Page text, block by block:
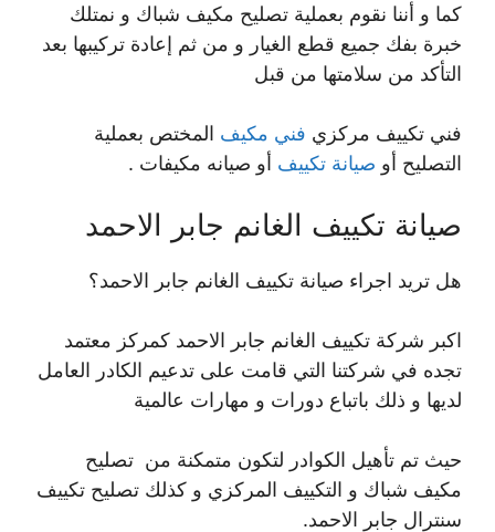
كما و أننا نقوم بعملية تصليح مكيف شباك و نمتلك
خبرة بفك جميع قطع الغيار و من ثم إعادة تركيبها بعد
التأكد من سلامتها من قبل
فني تكييف مركزي فني مكيف المختص بعملية
التصليح أو صيانة تكييف أو صيانه مكيفات .
صيانة تكييف الغانم جابر الاحمد
هل تريد اجراء صيانة تكييف الغانم جابر الاحمد؟
اكبر شركة تكييف الغانم جابر الاحمد كمركز معتمد
تجده في شركتنا التي قامت على تدعيم الكادر العامل
لديها و ذلك باتباع دورات و مهارات عالمية
حيث تم تأهيل الكوادر لتكون متمكنة من تصليح
مكيف شباك و التكييف المركزي و كذلك تصليح تكييف
سنترال جابر الاحمد.